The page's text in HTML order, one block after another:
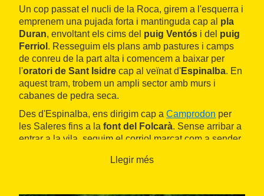
Un cop passat el nucli de la Roca, girem a l'esquerra i
emprenem una pujada forta i mantinguda cap al pla
Duran, envoltant els cims del puig Ventós i del puig
Ferriol . Resseguim els plans amb pastures i camps
de conreu de la part alta i comencem a baixar per
l'oratori de Sant Isidre cap al veïnat d'Espinalba. En
aquest tram, trobem un ampli sector amb murs i
cabanes de pedra seca.
Des d'Espinalba, ens dirigim cap a Camprodon per
les Saleres fins a la font del Folcarà. Sense arribar a
entrar a la vila, seguim el corriol marcat com a sender
Llegir més